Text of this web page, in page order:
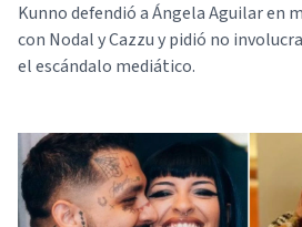
Kunno defendió a Ángela Aguilar en
con Nodal y Cazzu y pidió no
el escándalo mediático.